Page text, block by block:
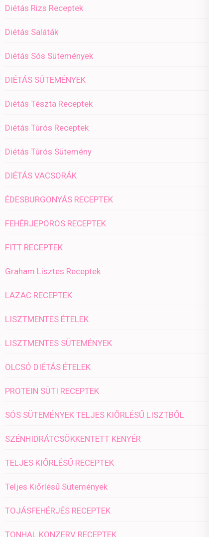
Diétás Rizs Receptek
Diétás Saláták
Diétás Sós Sütemények
DIÉTÁS SÜTEMÉNYEK
Diétás Tészta Receptek
Diétás Túrós Receptek
Diétás Túrós Sütemény
DIÉTÁS VACSORÁK
ÉDESBURGONYÁS RECEPTEK
FEHÉRJEPOROS RECEPTEK
FITT RECEPTEK
Graham Lisztes Receptek
LAZAC RECEPTEK
LISZTMENTES ÉTELEK
LISZTMENTES SÜTEMÉNYEK
OLCSÓ DIÉTÁS ÉTELEK
PROTEIN SÜTI RECEPTEK
SÓS SÜTEMÉNYEK TELJES KIŐRLÉSŰ LISZTBŐL
SZÉNHIDRÁTCSÖKKENTETT KENYÉR
TELJES KIŐRLÉSŰ RECEPTEK
Teljes Kiőrlésű Sütemények
TOJÁSFEHÉRJÉS RECEPTEK
TONHAL KONZERV RECEPTEK